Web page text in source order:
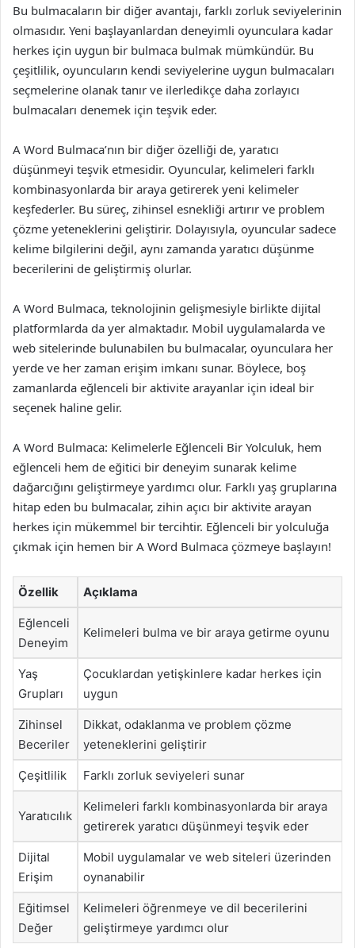
Bu bulmacaların bir diğer avantajı, farklı zorluk seviyelerinin
olmasıdır. Yeni başlayanlardan deneyimli oyunculara kadar
herkes için uygun bir bulmaca bulmak mümkündür. Bu
çeşitlilik, oyuncuların kendi seviyelerine uygun bulmacaları
seçmelerine olanak tanır ve ilerledikçe daha zorlayıcı
bulmacaları denemek için teşvik eder.
A Word Bulmaca’nın bir diğer özelliği de, yaratıcı
düşünmeyi teşvik etmesidir. Oyuncular, kelimeleri farklı
kombinasyonlarda bir araya getirerek yeni kelimeler
keşfederler. Bu süreç, zihinsel esnekliği artırır ve problem
çözme yeteneklerini geliştirir. Dolayısıyla, oyuncular sadece
kelime bilgilerini değil, aynı zamanda yaratıcı düşünme
becerilerini de geliştirmiş olurlar.
A Word Bulmaca, teknolojinin gelişmesiyle birlikte dijital
platformlarda da yer almaktadır. Mobil uygulamalarda ve
web sitelerinde bulunabilen bu bulmacalar, oyunculara her
yerde ve her zaman erişim imkanı sunar. Böylece, boş
zamanlarda eğlenceli bir aktivite arayanlar için ideal bir
seçenek haline gelir.
A Word Bulmaca: Kelimelerle Eğlenceli Bir Yolculuk, hem
eğlenceli hem de eğitici bir deneyim sunarak kelime
dağarcığını geliştirmeye yardımcı olur. Farklı yaş gruplarına
hitap eden bu bulmacalar, zihin açıcı bir aktivite arayan
herkes için mükemmel bir tercihtir. Eğlenceli bir yolculuğa
çıkmak için hemen bir A Word Bulmaca çözmeye başlayın!
Özellik Açıklama
Eğlenceli
Deneyim
Kelimeleri bulma ve bir araya getirme oyunu
Yaş
Grupları
Çocuklardan yetişkinlere kadar herkes için
uygun
Zihinsel
Beceriler
Dikkat, odaklanma ve problem çözme
yeteneklerini geliştirir
Çeşitlilik Farklı zorluk seviyeleri sunar
Yaratıcılık
Kelimeleri farklı kombinasyonlarda bir araya
getirerek yaratıcı düşünmeyi teşvik eder
Dijital
Erişim
Mobil uygulamalar ve web siteleri üzerinden
oynanabilir
Eğitimsel
Değer
Kelimeleri öğrenmeye ve dil becerilerini
geliştirmeye yardımcı olur